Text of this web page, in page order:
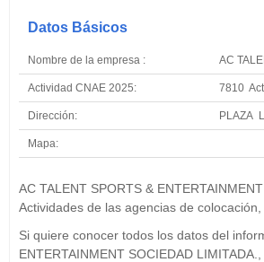
Datos Básicos
Nombre de la empresa : AC
Actividad CNAE 2025: 7810
Dirección: PLAZA
Mapa:
−
AC TALENT SPORTS &
Actividades de las agencias de
Si quiere conocer todos los datos del
ENTERTAINMENT SOCIEDAD